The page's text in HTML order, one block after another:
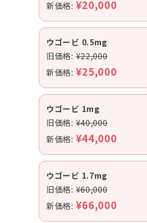
新価格: ¥20,000
ウゴービ 0.5mg
旧価格:¥22,000
新価格: ¥25,000
ウゴービ 1mg
旧価格:¥40,000
新価格: ¥44,000
ウゴービ 1.7mg
旧価格:¥60,000
新価格: ¥66,000